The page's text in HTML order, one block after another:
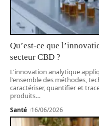
Qu’est-ce que
secteur CBD ?
L'innovation analytique
l'ensemble des méthodes,
caractériser, quantifier et
produits…
Santé 16/06/2026